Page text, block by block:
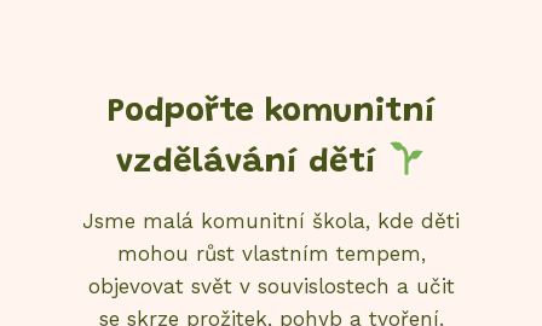
Podpořte komunitní
vzdělávání dětí
Jsme malá komunitní škola, kde děti
mohou růst vlastním tempem,
objevovat svět v souvislostech a učit
se skrze prožitek, pohyb a tvoření.